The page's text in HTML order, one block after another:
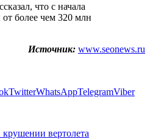
что с начала
от более чем 320 млн
Источник: www.seonews.ru
TwitterWhatsAppTelegramViber
вертолета